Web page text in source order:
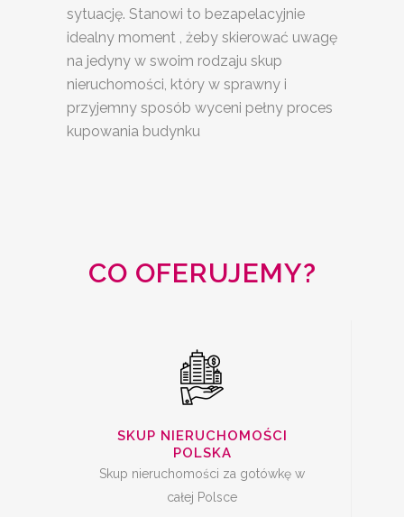
sytuację. Stanowi to bezapelacyjnie
idealny moment , żeby skierować uwagę
na jedyny w swoim rodzaju skup
nieruchomości, który w sprawny i
przyjemny sposób wyceni pełny proces
kupowania budynku
CO OFERUJEMY?
SKUP NIERUCHOMOŚCI
POLSKA
Skup nieruchomości za gotówkę w
całej Polsce
KREDYTEM